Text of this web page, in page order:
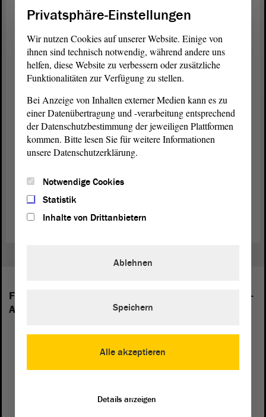
Zum Erfolg gratulierten neben Gabriele Brakebusch (v.l.) auch
der Vorstand der Pfeifferschen Stiftungen, Dr. Edda Weise und
Klaus-Dieter Schinkel, sowie Christian von der Becke und
Klinikum Pfeiffersche Stiftungen. Foto: Pfeiffersche Stiftungen
Wegen der Corona-Pandemie fand die feierliche Urkundenübergabe
nur in kleinem Kreis statt. Bei der „Deutschen Meisterschaft der
Pflege“ stellen Schüler für die Pflegeberufe aus allen Bundesländern
Beweis. Der Leistungswettbewerb soll junge Auszubildende
motivieren und auf die Attraktivität der Pflege aufmerksam
machen.
Folgende Fraktionen sind im Landtag von Sachsen-
Anhalt vertreten:
Privatsphäre-Einstellungen
Wir nutzen Cookies auf unserer Website. Einige von
ihnen sind technisch notwendig, während andere uns
helfen, diese Website zu verbessern oder zusätzliche
Funktionalitäten zur Verfügung zu stellen.
Bei Anzeige von Inhalten externer Medien kann es zu
einer Datenübertragung und -verarbeitung entsprechend
der Datenschutzbestimmung der jeweiligen Plattformen
kommen. Bitte lesen Sie für weitere Informationen
unsere Datenschutzerklärung.
Notwendige Cookies
Statistik
Inhalte von Drittanbietern
Alle akzeptieren
Ablehnen
Speichern
Details anzeigen